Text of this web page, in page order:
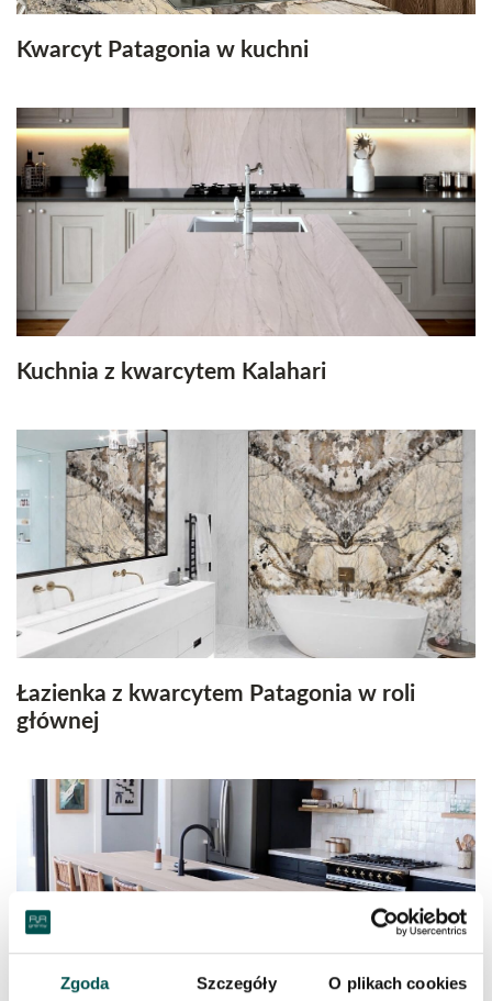
Zgoda Szczegóły O plikach cookies
Kwarcyt Patagonia w kuchni
Kuchnia z kwarcytem Kalahari
Łazienka z kwarcytem Patagonia w roli
głównej